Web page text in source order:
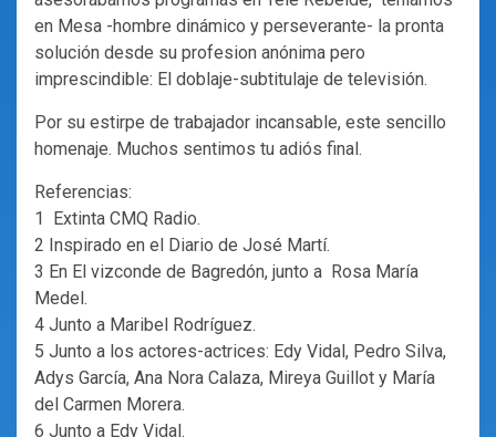
en Mesa -hombre dinámico y perseverante- la pronta
solución desde su profesion anónima pero
imprescindible: El doblaje-subtitulaje de televisión.
Por su estirpe de trabajador incansable, este sencillo
homenaje. Muchos sentimos tu adiós final.
Referencias:
1 Extinta CMQ Radio.
2 Inspirado en el Diario de José Martí.
3 En El vizconde de Bagredón, junto a Rosa María
Medel.
4 Junto a Maribel Rodríguez.
5 Junto a los actores-actrices: Edy Vidal, Pedro Silva,
Adys García, Ana Nora Calaza, Mireya Guillot y María
del Carmen Morera.
6 Junto a Edy Vidal.